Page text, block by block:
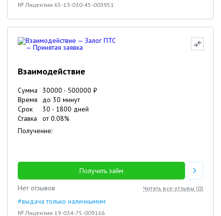
№ Лицензии 65-13-030-45-003951
Взаимодействие
Сумма 30000 - 500000 ₽
Время
до 30 минут
Срок
30 - 1800 дней
Ставка
от0.08%
Получение:
Получить займ
Нет отзывов
Читать все отзывы (0)
#выдача только наличнымим
№ Лицензии 19-034-75-009166